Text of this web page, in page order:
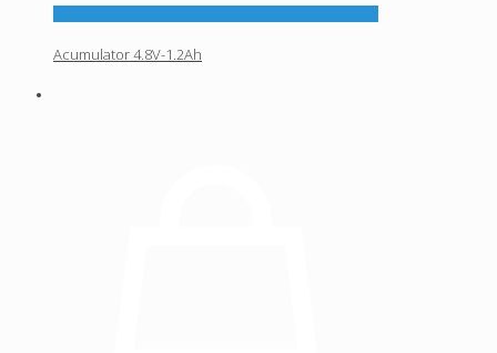
Acumulator 4.8V-1.2Ah